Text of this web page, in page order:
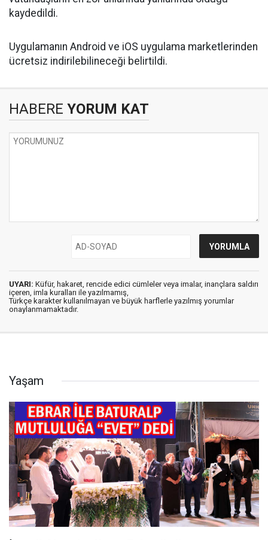
kaydedildi.
Uygulamanın Android ve iOS uygulama marketlerinden
ücretsiz indirilebilineceği belirtildi.
HABERE YORUM KAT
UYARI: Küfür, hakaret, rencide edici cümleler veya imalar, inançlara saldırı
içeren, imla kuralları ile yazılmamış,
Türkçe karakter kullanılmayan ve büyük harflerle yazılmış yorumlar
onaylanmamaktadır.
Yaşam